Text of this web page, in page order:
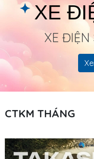
XE
XE ĐIỆN
CTKM THÁNG